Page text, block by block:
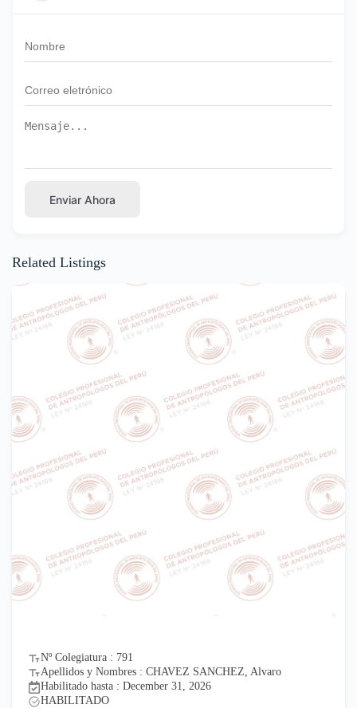
Enviar Ahora
Related Listings
Nº Colegiatura : 791
Apellidos y Nombres : CHAVEZ SANCHEZ, Alvaro
Habilitado hasta : December 31, 2026
HABILITADO